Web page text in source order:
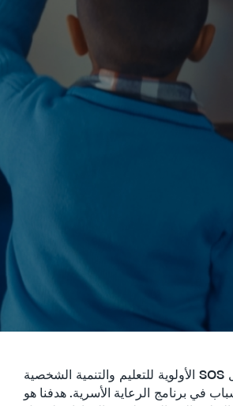
تعطي قرى الأطفال SOS الأولوية للتعليم والتنمية الشخصية
في برنامج الرعاية الأسرية. هدفنا هو